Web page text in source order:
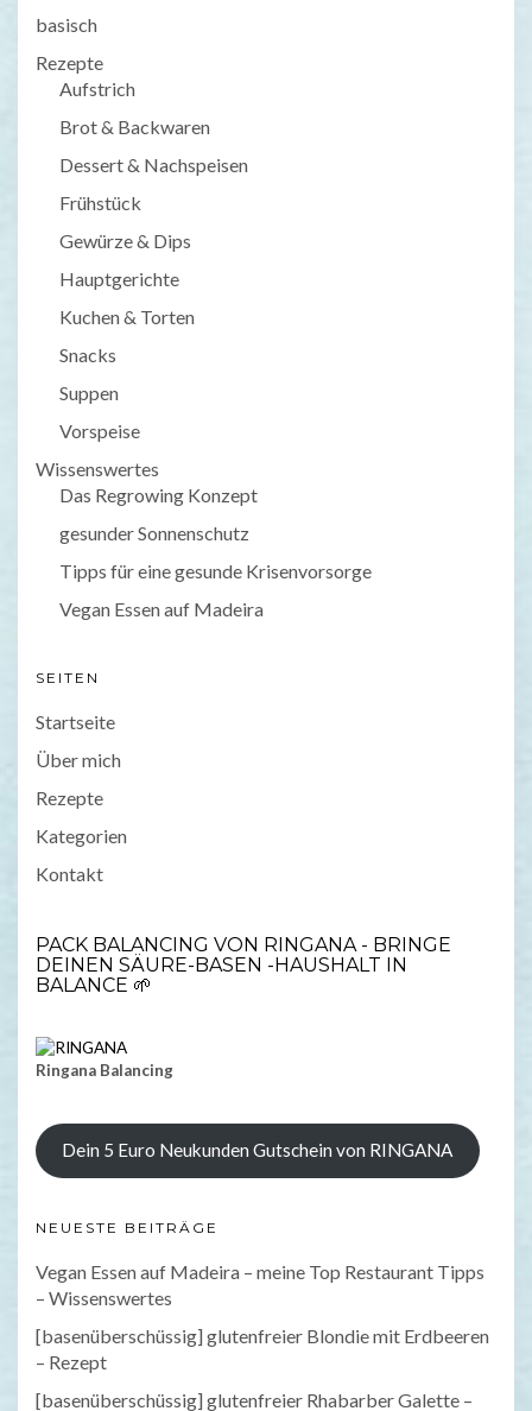
basisch
Rezepte
Aufstrich
Brot & Backwaren
Dessert & Nachspeisen
Frühstück
Gewürze & Dips
Hauptgerichte
Kuchen & Torten
Snacks
Suppen
Vorspeise
Wissenswertes
Das Regrowing Konzept
gesunder Sonnenschutz
Tipps für eine gesunde Krisenvorsorge
Vegan Essen auf Madeira
SEITEN
Startseite
Über mich
Rezepte
Kategorien
Kontakt
PACK BALANCING VON RINGANA - BRINGE
DEINEN SÄURE-BASEN -HAUSHALT IN
BALANCE 🌱
Ringana Balancing
Dein 5 Euro Neukunden Gutschein von RINGANA
NEUESTE BEITRÄGE
Vegan Essen auf Madeira – meine Top Restaurant Tipps
– Wissenswertes
[basenüberschüssig] glutenfreier Blondie mit Erdbeeren
– Rezept
[basenüberschüssig] glutenfreier Rhabarber Galette –